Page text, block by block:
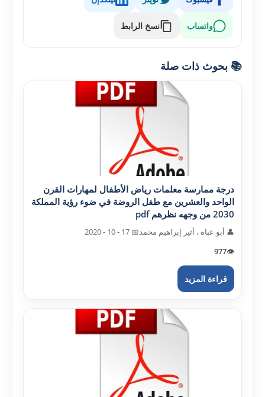
واتساب نسخ الرابط
📚 بحوث ذات صلة
درجة ممارسة معلمات رياض الأطفال لمهارات القرن
الواحد والعشرين مع طفل الروضة في ضوء رؤية المملکة
2030 من وجهه نظرهم pdf
👤 أبو عباه ، أثير إبراهيم محمد📅 17 - 10 - 2020
👁️
977
قراءة المزيد